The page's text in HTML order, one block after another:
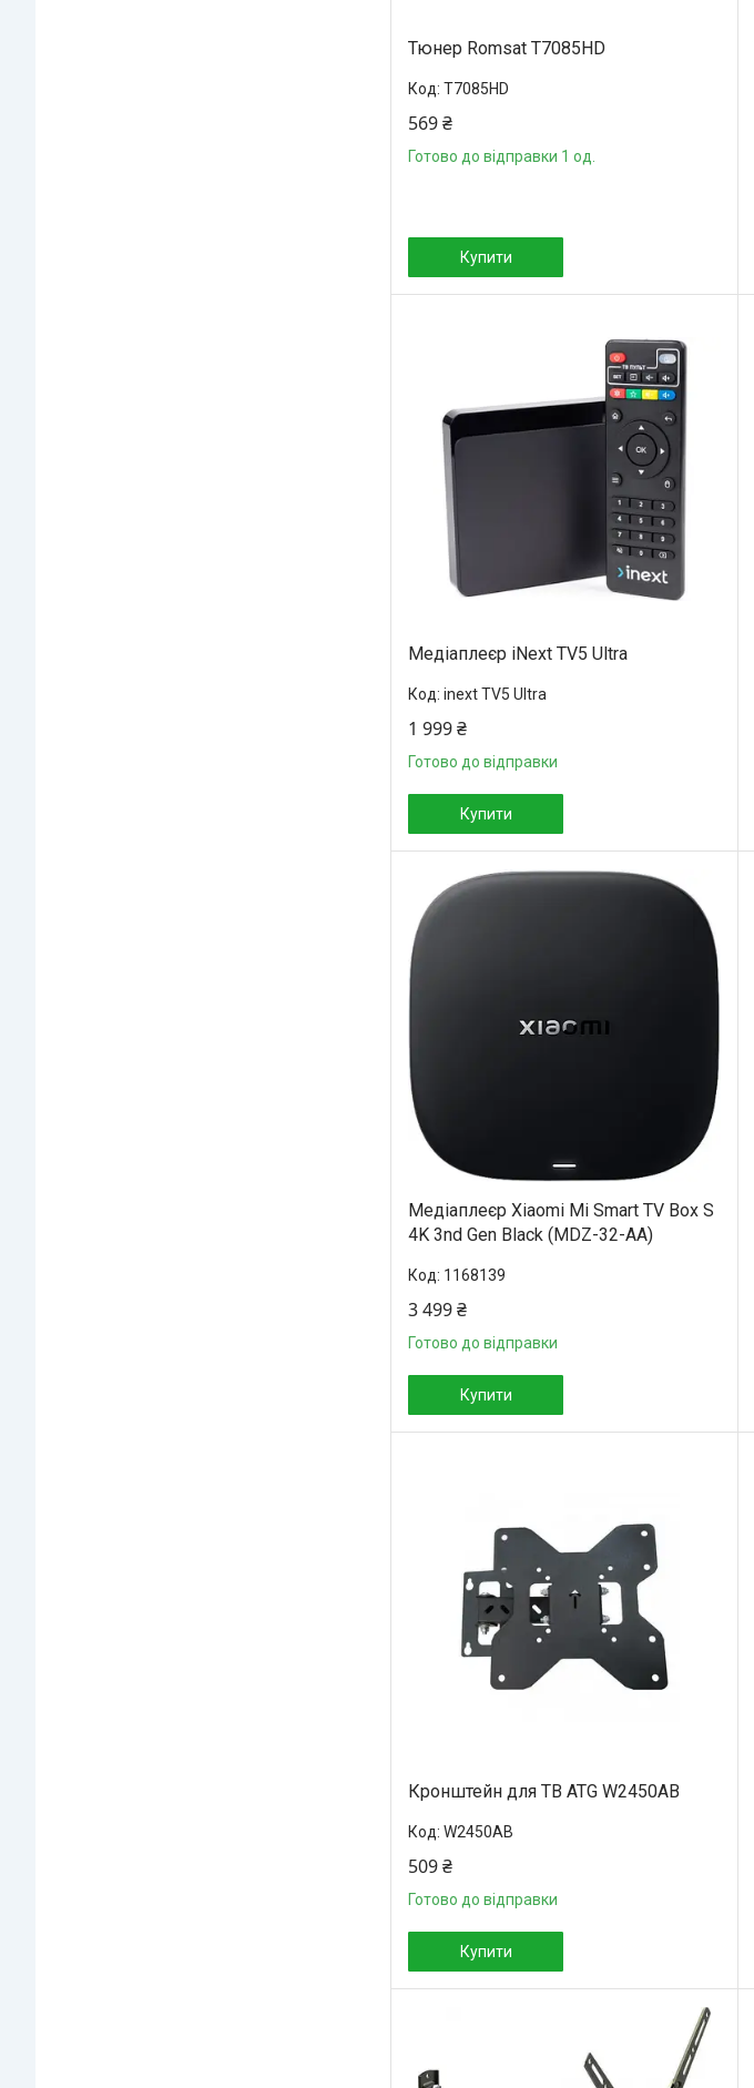
Тюнер Romsat T7085HD
T7085HD
569 ₴
Готово до відправки 1 од.
Купити
Медіаплеєр iNext TV5 Ultra
inext TV5 Ultra
1 999 ₴
Готово до відправки
Купити
Медіаплеєр Xiaomi Mi Smart TV Box S
4K 3nd Gen Black (MDZ-32-AA)
1168139
3 499 ₴
Готово до відправки
Купити
Кронштейн для ТВ ATG W2450AB
W2450AB
509 ₴
Готово до відправки
Купити